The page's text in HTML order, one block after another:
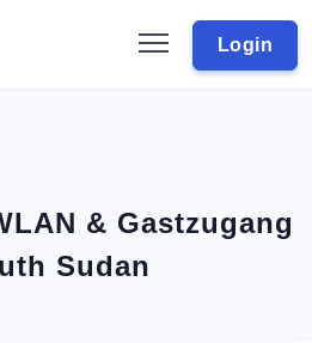
Login
& Gastzugang
Sudan